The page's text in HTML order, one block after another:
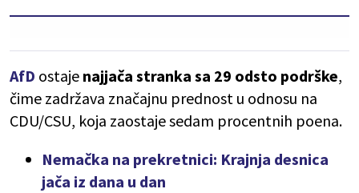
AfD ostaje najjača stranka sa 29 odsto podrške,
čime zadržava značajnu prednost u odnosu na
CDU/CSU, koja zaostaje sedam procentnih poena.
Nemačka na prekretnici: Krajnja desnica
jača iz dana u dan